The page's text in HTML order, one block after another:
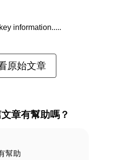
information...
原始文章
章有幫助嗎？
幫助